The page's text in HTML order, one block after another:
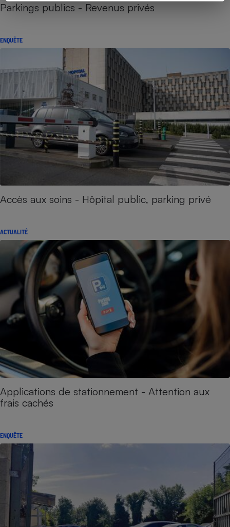
Parkings publics - Revenus privés
ENQUÊTE
Accès aux soins - Hôpital public, parking privé
ACTUALITÉ
Applications de stationnement - Attention aux
frais cachés
ENQUÊTE